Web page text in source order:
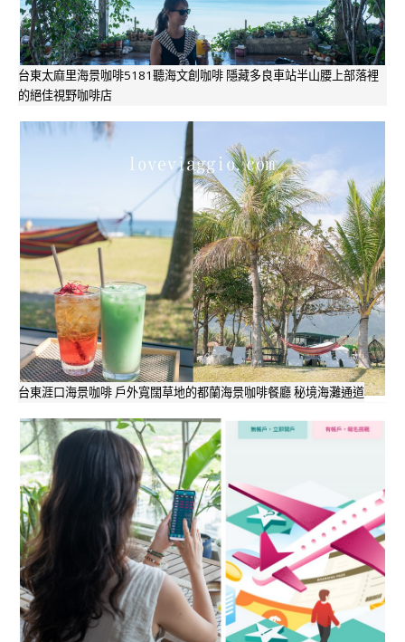
台東太麻里海景咖啡5181聽海文創咖啡 隱藏多良車站半山腰上部落裡
的絕佳視野咖啡店
台東涯口海景咖啡 戶外寬闊草地的都蘭海景咖啡餐廳 秘境海灘通道